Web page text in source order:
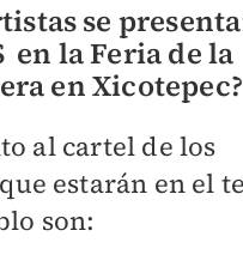
se
en la Feria de la
en Xicotepec?
al cartel de los
estarán en el
son: